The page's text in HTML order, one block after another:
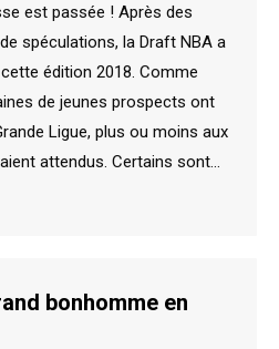
est passée ! Après des
spéculations, la Draft NBA a
édition 2018. Comme
de jeunes prospects ont
Ligue, plus ou moins aux
attendus. Certains sont…
bonhomme en